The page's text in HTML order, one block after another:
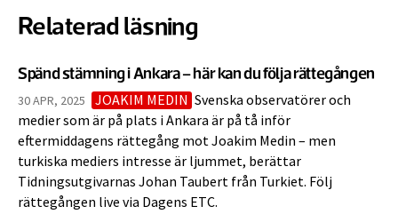
Relaterad läsning
Spänd stämning i Ankara – här kan du följa rättegången
30 APR, 2025 JOAKIM MEDIN Svenska observatörer och
medier som är på plats i Ankara är på tå inför
eftermiddagens rättegång mot Joakim Medin – men
turkiska mediers intresse är ljummet, berättar
Tidningsutgivarnas Johan Taubert från Turkiet. Följ
rättegången live via Dagens ETC.